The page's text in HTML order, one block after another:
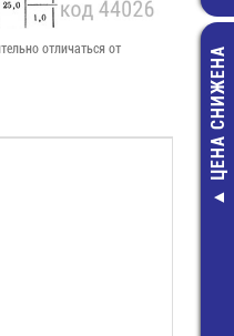
ЦЕНА СНИЖЕНА
отличаться от